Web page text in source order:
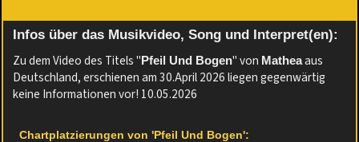
Infos über das Musikvideo, Song und Interpret(en):
Zu dem Video des Titels "Pfeil Und Bogen" von Matheaaus
Deutschland, erschienen am 30.April 2026 liegen gegenwärtig
keine Informationen vor! 10.05.2026
Chartplatzierungen von 'Pfeil Und Bogen':